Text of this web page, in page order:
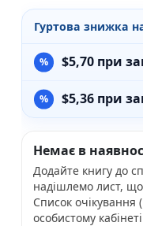
Гуртова знижка
$5,70 при
$5,36 при
Немає в
Додайте книгу до
надішлемо лист,
Список
особистому